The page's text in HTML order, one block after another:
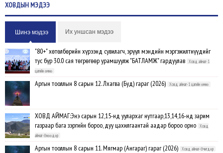
ХОВДЫНМЭДЭЭ
Шинэ мэдээ Их уншсан мэдээ
"80+" хөтөлбөрийн хүрээнд сувилагч, эрүүл мэндийн мэргэжилтнүүдийг
тус бүр 30.0 сая төгрөгөөр урамшуулж "БАТЛАМЖ" гардуулав
Ховд аймаг-1
цагийн өмнө
Аргын тооллын 8 сарын 12. Лхагва (Буд) гараг (2026) Ховд аймаг-1 цагийн өмнө
ХОВД АЙМАГ:Энэ сарын 12,15-нд уулархаг нутгаар,13,14,16-нд зарим
газраар бага зэргийн бороо, дуу цахилгаантай аадар бороо орно
Ховд
аймаг-Өнөөдөр
Аргын тооллын 8 сарын 11. Мягмар (Ангараг) гараг (2026) Ховд аймаг-Өчигдөр